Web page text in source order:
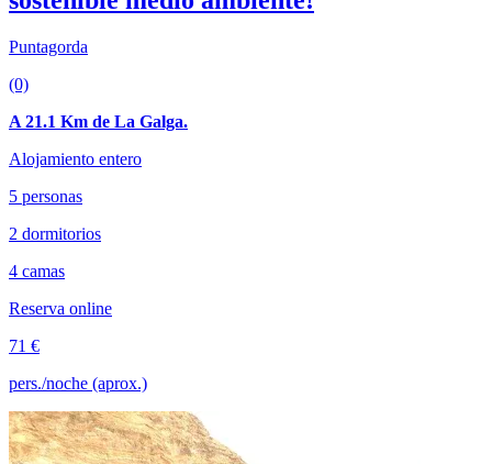
Puntagorda
(0)
A 21.1 Km de La Galga.
Alojamiento entero
5 personas
2 dormitorios
4 camas
Reserva online
71 €
pers./noche (aprox.)